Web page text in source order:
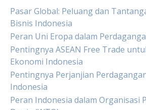
Pasar Global: Peluang dan
Bisnis Indonesia
Peran Uni Eropa dalam
Pentingnya ASEAN Free Trade
Ekonomi Indonesia
Pentingnya Perjanjian
Indonesia
Peran Indonesia dalam Organisasi